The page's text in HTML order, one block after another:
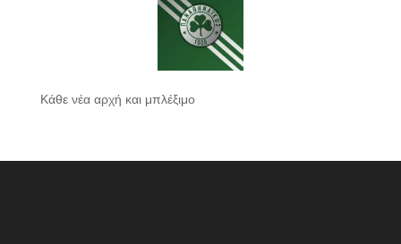
Κάθε νέα αρχή και μπλέξιμο